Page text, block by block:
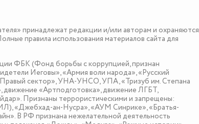
принадлежат редакции и/или авторам и охраняются
правила использования материалов сайта для
ФБК (Фонд борьбы с коррупцией, признан
Иеговы», «Армия воли народа», «Русский
сектор», УНА-УНСО, УПА, «Тризуб им. Степана
«Артподготовка», движение ЛГБТ,
Признаны террористическими и запрещены:
«Джебхад-ан-Нусра», «АУМ Синрике», «Братья-
В РФ признана нежелательной деятельность